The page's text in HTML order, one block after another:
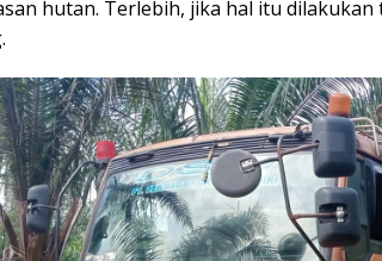
hutan. Terlebih, jika hal itu